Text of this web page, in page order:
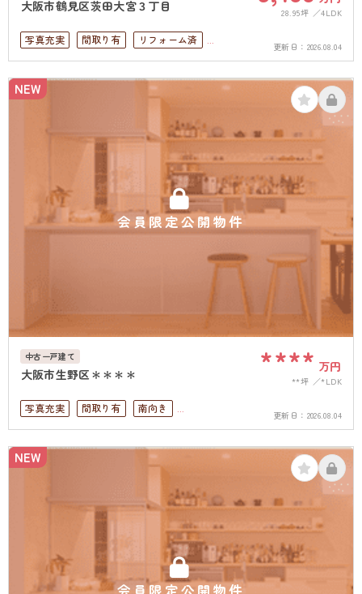
大阪市鶴見区茨田大宮３丁目 28.95坪 4LDK
写真充実 間取り有
リフォーム済
ペット可
4LDK以上
駐車場１台無料
上下水道完備
更新日： 2026.08.04
会員限定公開物件
NEW
中古一戸建て
大阪市生野区＊＊＊＊ **** 万円
**坪 *LDK
写真充実 間取り有
南向き
駅徒歩10分以内
ペット可
駐車場１台無料
上下水道完備
更新日： 2026.08.04
会員限定公開物件
NEW